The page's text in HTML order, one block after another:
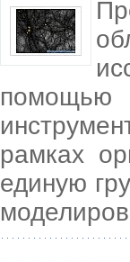
помощью
рамках
единую